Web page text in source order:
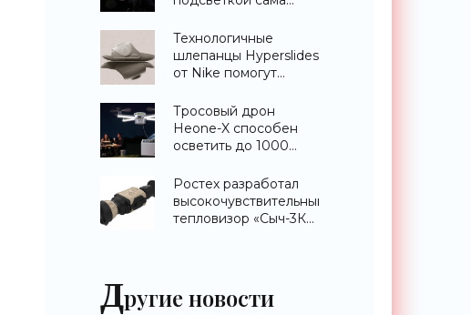
«Гаджеты»
Технологичные
шлепанцы Hyperslides
от Nike помогут
ноги после
тренировки -
«Гаджеты»
Тросовый дрон
Heone-X способен
осветить до 1000
земли -
«Беспилотники»
Ростех разработал
высокочувствительный
тепловизор «Сыч-3К»
Другие новости